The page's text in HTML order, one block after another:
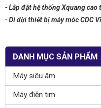
DANH MỤC SẢN PHẨM
Máy siêu âm
Máy điện tim
- Lắp đặt hệ thống Xquang cao
- Di dời thiết bị máy móc CDC